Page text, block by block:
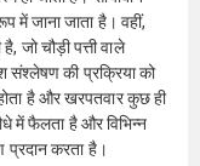
में जाना जाता है। वहीं,
जो चौड़ी पत्ती वाले
संश्लेषण की प्रक्रिया को
है और खरपतवार कुछ ही
में फैलता है और विभिन्न
प्रदान करता है।